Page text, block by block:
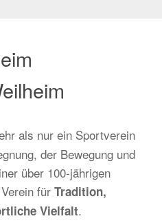
als nur ein Sportverein
der Bewegung und
über 100-jährigen
für Tradition,
Vielfalt.